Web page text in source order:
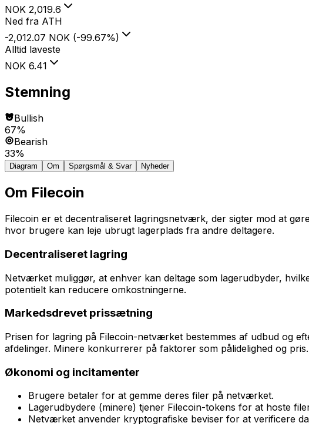
NOK 2,019.6
Ned fra ATH
-2,012.07 NOK (-99.67%)
Alltid laveste
NOK 6.41
Stemning
Bullish
67%
Bearish
33%
Diagram Om Spørgsmål & Svar Nyheder
Om Filecoin
Filecoin er et decentraliseret lagringsnetværk, der sigter mod at
hvor brugere kan leje ubrugt lagerplads fra andre deltagere.
Decentraliseret lagring
Netværket muliggør, at enhver kan deltage som lagerudbyder,
potentielt kan reducere omkostningerne.
Markedsdrevet prissætning
Prisen for lagring på Filecoin-netværket bestemmes af udbud og
afdelinger. Minere konkurrerer på faktorer som pålidelighed og pris.
Økonomi og incitamenter
Brugere betaler for at gemme deres filer på netværket.
Lagerudbydere (minere) tjener Filecoin-tokens for at hoste
Netværket anvender kryptografiske beviser for at verificere